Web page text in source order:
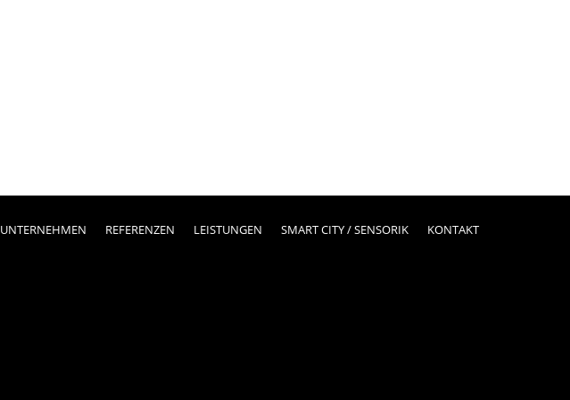
UNTERNEHMEN REFERENZEN LEISTUNGEN SMART CITY / SENSORIK KONTAKT